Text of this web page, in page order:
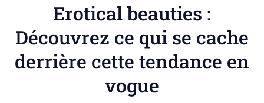
Erotical beauties :
Découvrez ce qui se cache
derrière cette tendance en
vogue